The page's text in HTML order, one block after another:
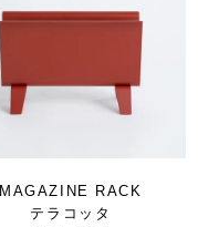
MAGAZINE RACK
テラコッタ